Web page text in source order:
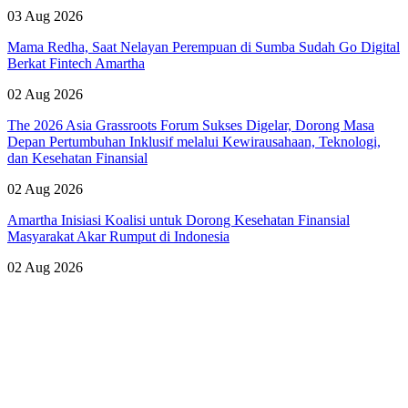
03 Aug 2026
Mama Redha, Saat Nelayan Perempuan di Sumba Sudah Go Digital
Berkat Fintech Amartha
02 Aug 2026
The 2026 Asia Grassroots Forum Sukses Digelar, Dorong Masa
Depan Pertumbuhan Inklusif melalui Kewirausahaan, Teknologi,
dan Kesehatan Finansial
02 Aug 2026
Amartha Inisiasi Koalisi untuk Dorong Kesehatan Finansial
Masyarakat Akar Rumput di Indonesia
02 Aug 2026